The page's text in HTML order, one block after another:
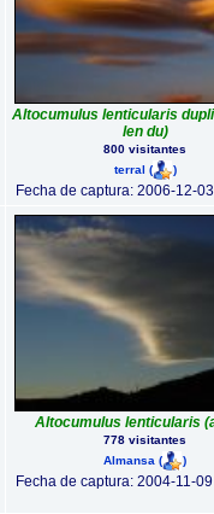
Altocumulus lenticularis
len du)
800 visitantes
terral ( )
Fecha de captura: 2006-12-
Altocumulus lenticularis
778 visitantes
Almansa ( )
Fecha de captura: 2004-11-